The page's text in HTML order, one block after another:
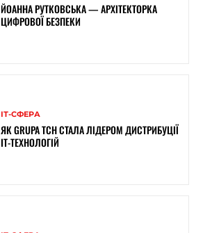
ЙОАННА РУТКОВСЬКА — АРХІТЕКТОРКА
ЦИФРОВОЇ БЕЗПЕКИ
ІТ-СФЕРА
ЯК GRUPA TCH СТАЛА ЛІДЕРОМ ДИСТРИБУЦІЇ
IT-ТЕХНОЛОГІЙ